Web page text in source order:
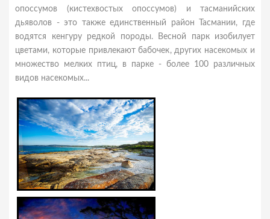
опоссумов (кистехвостых опоссумов) и тасманийских
дьяволов - это также единственный район Тасмании, где
водятся кенгуру редкой породы. Весной парк изобилует
цветами, которые привлекают бабочек, других насекомых и
множество мелких птиц, в парке - более 100 различных
видов насекомых...